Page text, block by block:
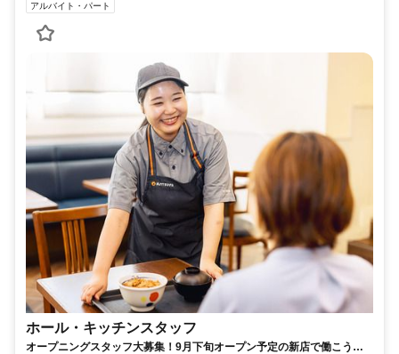
アルバイト・パート
ホール・キッチンスタッフ
オープニングスタッフ大募集！9月下旬オープン予定の新店で働こう